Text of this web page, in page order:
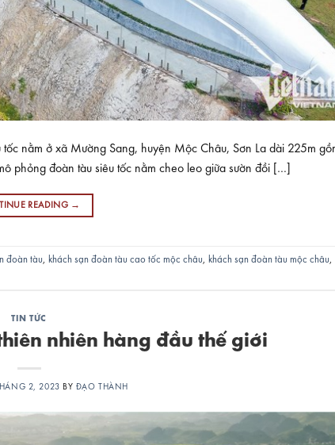
nằm ở xã Mường Sang, huyện Mộc Châu, Sơn La dài 225m
phỏng đoàn tàu siêu tốc nằm cheo leo giữa sườn đồi […]
READING →
đoàn tàu, khách sạn đoàn tàu cao tốc mộc châu, khách sạn đoàn tàu mộc châu,
TIN TỨC
nhiên hàng đầu thế giới
2, 2023 BY ĐẠO THÀNH